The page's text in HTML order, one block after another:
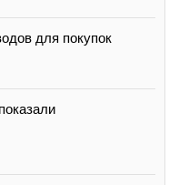
для покупок